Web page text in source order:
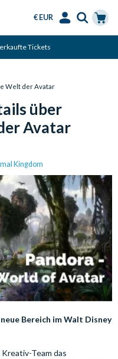
€ EUR
Tickets
Welt der Avatar
über
Avatar
Kingdom
Bereich im Walt Disney
Team das